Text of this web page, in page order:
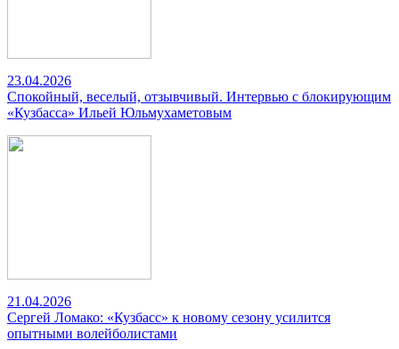
23.04.2026
Спокойный, веселый, отзывчивый. Интервью с блокирующим
«Кузбасса» Ильей Юльмухаметовым
21.04.2026
Сергей Ломако: «Кузбасс» к новому сезону усилится
опытными волейболистами